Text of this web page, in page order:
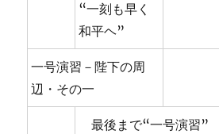
“一刻も早く
和平ヘ”
一号演習－陛下の周
辺・その一
最後まで“一号演習”